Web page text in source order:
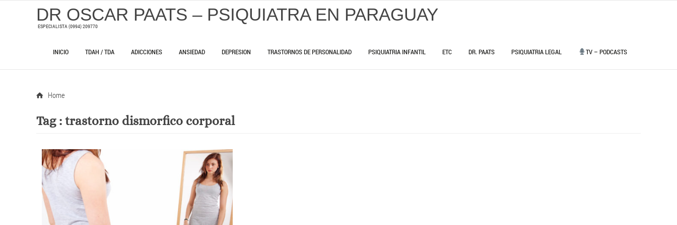
DR OSCAR PAATS – PSIQUIATRA EN PARAGUAY
ESPECIALISTA (0994) 209770
INICIO TDAH / TDA ADICCIONES ANSIEDAD DEPRESION TRASTORNOS DE PERSONALIDAD PSIQUIATRIA INFANTIL ETC DR. PAATS PSIQUIATRIA LEGAL TV – PODCASTS
Home
Tag : trastorno dismorfico corporal